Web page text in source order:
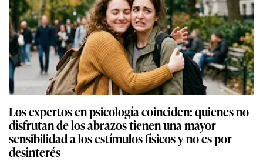
Los expertos en psicología coinciden: quienes no
disfrutan de los abrazos tienen una mayor
sensibilidad a los estímulos físicos y no es por
desinterés